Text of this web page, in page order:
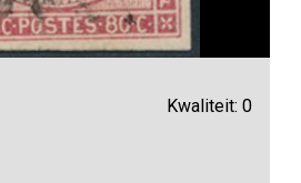
Kwaliteit: 0